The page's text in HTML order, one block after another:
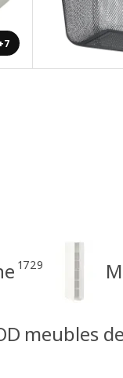
1729
meubles